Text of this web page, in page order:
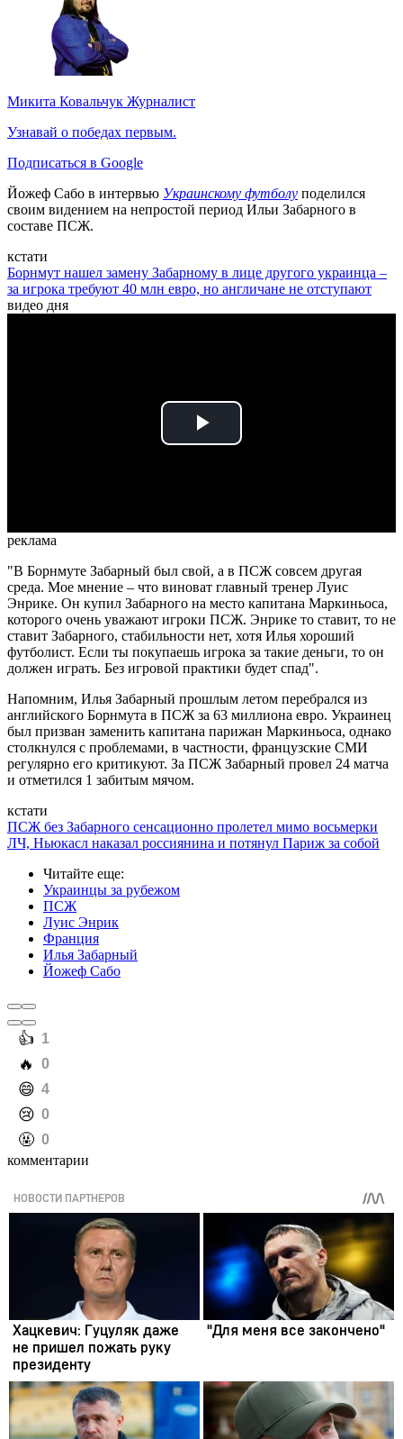
Микита Ковальчук Журналист
Узнавай о победах первым.
Подписаться в Google
Йожеф Сабо в интервью Украинскому футболу поделился
своим видением на непростой период Ильи Забарного в
составе ПСЖ.
кстати
Борнмут нашел замену Забарному в лице другого украинца –
за игрока требуют 40 млн евро, но англичане не отступают
видео дня
Play
реклама
"В Борнмуте Забарный был свой, а в ПСЖ совсем другая
среда. Мое мнение – что виноват главный тренер Луис
Энрике. Он купил Забарного на место капитана Маркиньоса,
которого очень уважают игроки ПСЖ. Энрике то ставит, то не
ставит Забарного, стабильности нет, хотя Илья хороший
футболист. Если ты покупаешь игрока за такие деньги, то он
должен играть. Без игровой практики будет спад".
Напомним, Илья Забарный прошлым летом перебрался из
английского Борнмута в ПСЖ за 63 миллиона евро. Украинец
был призван заменить капитана парижан Маркиньоса, однако
столкнулся с проблемами, в частности, французские СМИ
регулярно его критикуют. За ПСЖ Забарный провел 24 матча
и отметился 1 забитым мячом.
кстати
ПСЖ без Забарного сенсационно пролетел мимо восьмерки
ЛЧ, Ньюкасл наказал россиянина и потянул Париж за собой
Читайте еще:
Украинцы за рубежом
ПСЖ
Луис Энрик
Франция
Илья Забарный
Йожеф Сабо
️👍 1
️🔥 0
️😄 4
️😢 0
️🤬 0
комментарии